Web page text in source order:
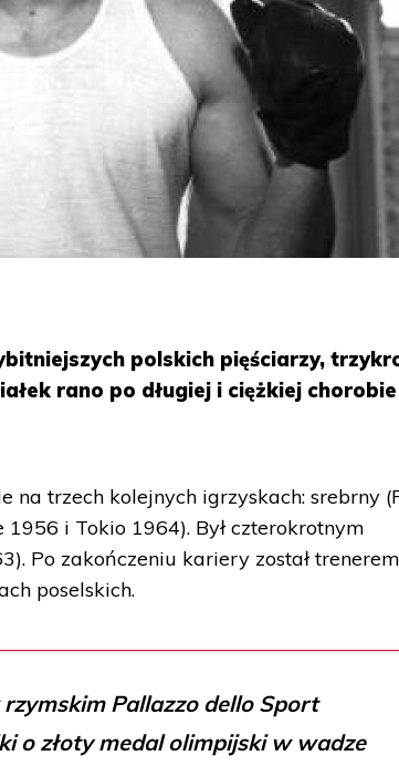
polskich pięściarzy,
rano po długiej i ciężkiej
na trzech kolejnych igrzyskach: srebrny
i Tokio 1964). Był czterokrotnym
Po zakończeniu kariery został
poselskich.
Pallazzo dello Sport
o złoty medal olimpijski w wadze